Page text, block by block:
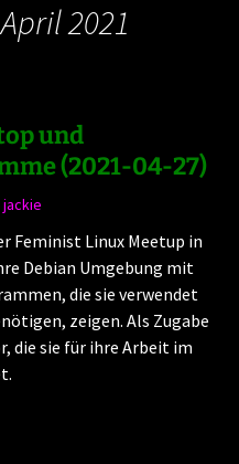
2021
und
(2021-04-27)
jackie
Feminist Linux Meetup in
Debian Umgebung mit
die sie verwendet
zeigen. Als Zugabe
die sie für ihre Arbeit im